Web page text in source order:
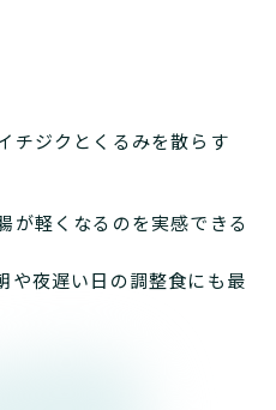
チジクとくるみを散らす
が軽くなるのを実感できる
や夜遅い日の調整食にも最